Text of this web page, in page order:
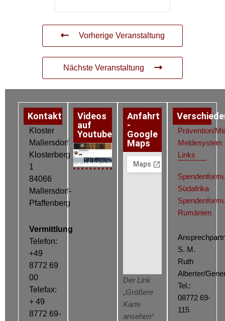
Vorherige Veranstaltung
Nächste Veranstaltung
Kontakt
Kloster
Mallersdorf
Klosterberg
1
84066
Mallersdorf-
Pfaffenberg
Vermittlung
Telefon:
+49
8772 69
00
Telefax:
+ 49
8772 69-
Videos
auf
Youtube
Datenschutz
Impressum
Cookie-Richtlinie (EU)
Anfahrt
-
Google
Maps
Der Link
„Größere
Karte
ansehen“
Prävention/
Meldesystem
Links
Südafrika
Rumänien
S. M.
Ruth
Alberter/
Tel.:
08772 69-
115